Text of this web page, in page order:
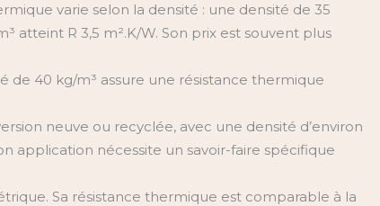
varie selon la densité : une densité de 35
atteint R 3,5 m².K/W. Son prix est souvent plus
de 40 kg/m³ assure une résistance thermique
neuve ou recyclée, avec une densité d’environ
application nécessite un savoir-faire spécifique
Sa résistance thermique est comparable à la